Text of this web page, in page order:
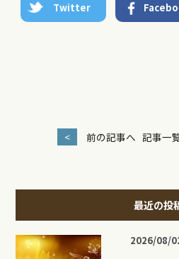
Twitter
< 前の記事へ 記事一
最近の投
2026/08/